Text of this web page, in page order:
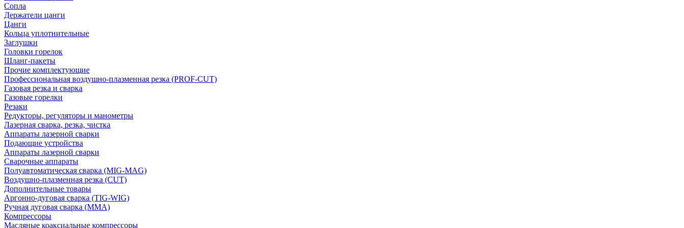
Сопла
Держатели цанги
Цанги
Кольца уплотнительные
Заглушки
Головки горелок
Шланг-пакеты
Прочие комплектующие
Профессиональная воздушно-плазменная резка (PROF-CUT)
Газовая резка и сварка
Газовые горелки
Резаки
Редукторы, регуляторы и манометры
Лазерная сварка, резка, чистка
Аппараты лазерной сварки
Подающие устройства
Аппараты лазерной сварки
Сварочные аппараты
Полуавтоматическая сварка (MIG-MAG)
Воздушно-плазменная резка (CUT)
Дополнительные товары
Аргонно-дуговая сварка (TIG-WIG)
Ручная дуговая сварка (MMA)
Компрессоры
Масляные коаксиальные компрессоры